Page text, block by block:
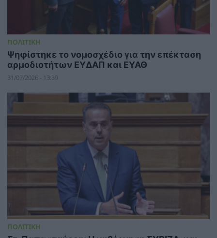
ΠΟΛΙΤΙΚΗ
Ψηφίστηκε το νομοσχέδιο για την επέκταση
αρμοδιοτήτων ΕΥΔΑΠ και ΕΥΑΘ
31/07/2026 - 13:39
ΠΟΛΙΤΙΚΗ